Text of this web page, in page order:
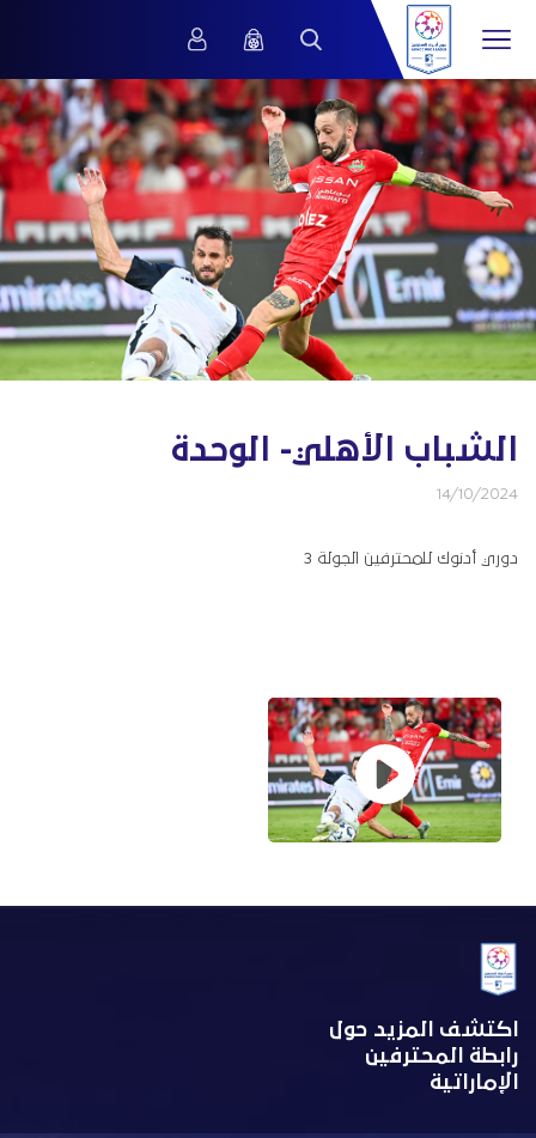
الشباب الأهلي- الوحدة
14/10/2024
دوري أدنوك للمحترفين الجولة 3
اكتشف المزيد حول
رابطة المحترفين
الإماراتية